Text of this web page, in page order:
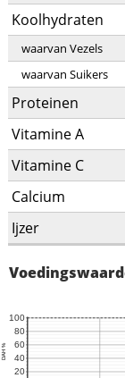
Koolhydraten
waarvan Vezels
waarvan Suikers
Proteinen
Vitamine A
Vitamine C
Calcium
Ijzer